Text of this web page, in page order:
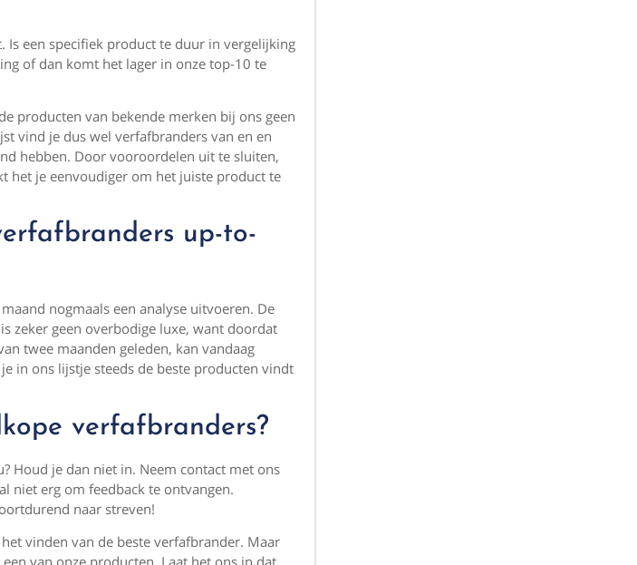
Is een specifiek product te duur in vergelijking
of dan komt het lager in onze top-10 te
producten van bekende merken bij ons geen
vind je dus wel verfafbranders van en en
hebben. Door vooroordelen uit te sluiten,
het je eenvoudiger om het juiste product te
up-to-
nogmaals een analyse uitvoeren. De
zeker geen overbodige luxe, want doordat
twee maanden geleden, kan vandaag
in ons lijstje steeds de beste producten vindt
verfafbranders?
Houd je dan niet in. Neem contact met ons
niet erg om feedback te ontvangen.
naar streven!
vinden van de beste verfafbrander. Maar